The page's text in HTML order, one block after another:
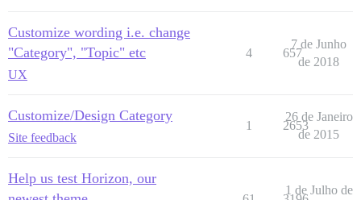
Customize wording i.e. change
"Category", "Topic" etc
UX
4 657
7 de Junho
de 2018
Customize/Design Category
Site feedback
1 2653
26 de Janeiro
de 2015
Help us test Horizon, our
1 de Julho de